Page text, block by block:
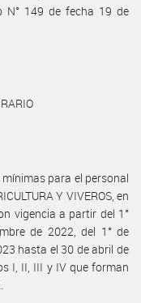
N° 149 de fecha 19 de
mínimas para el personal
Y VIVEROS, en
vigencia a partir del 1°
de 2022, del 1° de
hasta el 30 de abril de
I, II, III y IV que forman